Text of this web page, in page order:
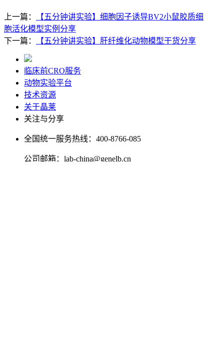
上一篇：
【五分钟讲实验】细胞因子诱导BV2小鼠胶质细
胞活化模型实例分享
下一篇：
【五分钟讲实验】肝纤维化动物模型干货分享
临床前CRO服务
动物实验平台
技术资源
关于晶莱
关注与分享
全国统一服务热线： 400-8766-085
公司邮箱： lab-china@genelb.cn